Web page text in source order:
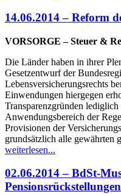
14.06.2014 – Reform
VORSORGE – Steuer &
Die Länder haben in ihrer
Gesetzentwurf der
Lebensversicherungsrechts
Einwendungen hiergegen
Transparenzgründen
Anwendungsbereich der
Provisionen der
grundsätzlich alle gewährten
weiterlesen...
02.06.2014 – BdSt-
Pensionsrückstellungen